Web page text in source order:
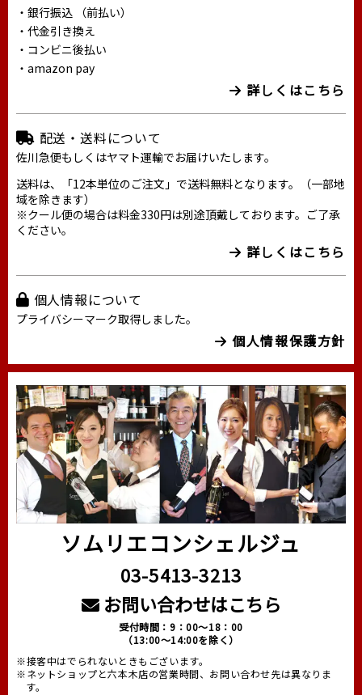
・銀行振込 （前払い）
・代金引き換え
・コンビニ後払い
・amazon pay
詳しくはこちら
配送・送料について
佐川急便もしくはヤマト運輸でお届けいたします。
送料は、「12本単位のご注文」で送料無料となります。（一部地
域を除きます）
※クール便の場合は料金330円は別途頂戴しております。ご了承
ください。
詳しくはこちら
個人情報について
プライバシーマーク取得しました。
個人情報保護方針
ソムリエコンシェルジュ
03-5413-3213
お問い合わせはこちら
受付時間：9：00～18：00
（13:00～14:00を除く）
※接客中はでられないときもございます。
※ネットショップと六本木店の営業時間、お問い合わせ先は異なりま
す。